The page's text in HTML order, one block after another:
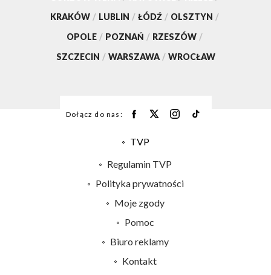
KRAKÓW / LUBLIN / ŁÓDŹ / OLSZTYN /
OPOLE / POZNAŃ / RZESZÓW /
SZCZECIN / WARSZAWA / WROCŁAW
Dołącz do nas:
TVP
Centrum informacji TVP
Naziemna Telewizja Cyfrowa
Regulamin TVP
Polityka prywatności
Moje zgody
Pomoc
Biuro reklamy
Kontakt